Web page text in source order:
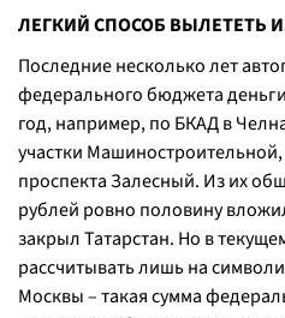
ЛЕГКИЙ СПОСОБ ВЫЛЕТЕТЬ
Последние несколько лет
федерального бюджета
год, например, по БКАД в
участки
проспекта Залесный. Из их
рублей ровно половину
закрыл Татарстан. Но в
рассчитывать лишь на
Москвы – такая сумма